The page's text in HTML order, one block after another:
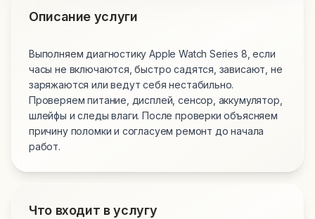
Описание услуги
Выполняем диагностику Apple Watch Series 8, если
часы не включаются, быстро садятся, зависают, не
заряжаются или ведут себя нестабильно.
Проверяем питание, дисплей, сенсор, аккумулятор,
шлейфы и следы влаги. После проверки объясняем
причину поломки и согласуем ремонт до начала
работ.
Что входит в услугу